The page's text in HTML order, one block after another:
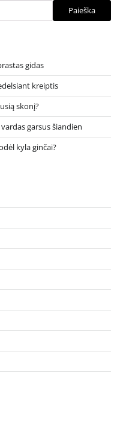
Paieška
gidas
kreiptis
skonį?
garsus šiandien
kyla ginčai?